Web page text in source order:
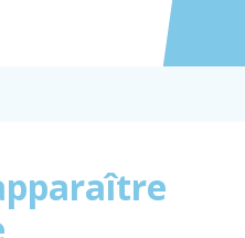
Accéder